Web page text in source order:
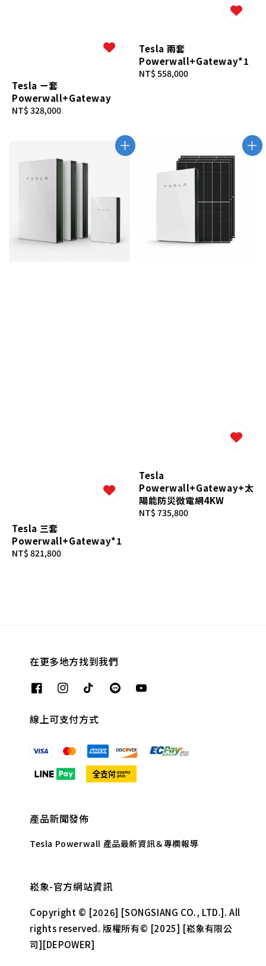
Tesla ㄧ套
Powerwall+Gateway
Regular
NT$ 328,000
Tesla 兩套
Powerwall+Gateway*1
Regular
NT$ 558,000
Tesla 三套
Powerwall+Gateway*1
Regular
NT$ 821,800
Tesla
Powerwall+Gateway+太
陽能防災微電網4KW
Regular
NT$ 735,800
在更多地方找到我們
線上可支付方式
產品新聞發佈
Tesla Powerwall 產品最新資訊＆專欄報導
崧象-官方網站資訊
Copyright © [2026] [SONGSIANG CO., LTD.]. All
rights reserved. 版權所有© [2025] [崧象有限公
司][DEPOWER]